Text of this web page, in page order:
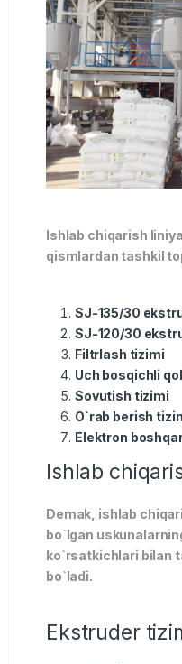
Ishlab chiqarish
qismlardan tashkil
SJ-135/30
SJ-120/30
Filtrlash tizimi
Uch bosqichli
Sovutish tizimi
O`rab berish
Elektron
Ishlab
Demak, ishlab
bo`lgan
ko`rsatkichlari bilan
bo`ladi.
Ekstruder